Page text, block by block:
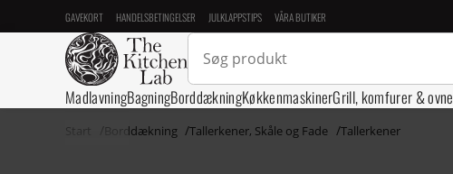
GAVEKORT HANDELSBETINGELSER JULKLAPPSTIPS VÅRA BUTIKER
MadlavningBagningBorddækningKøkkenmaskinerGrill, komfurer & ovne
Start Borddækning Tallerkener, Skåle og Fade Tallerkener